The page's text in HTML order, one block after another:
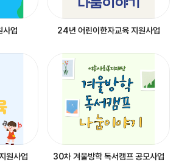
사업 24년 어린이한자교육 지원사업
원사업 30차 겨울방학 독서캠프 공모사업